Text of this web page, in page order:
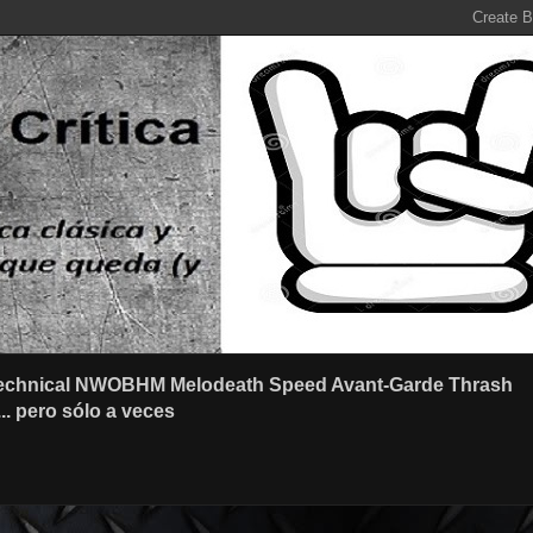
NWOBHM Melodeath Speed Avant-Garde Thrash
pero sólo a veces